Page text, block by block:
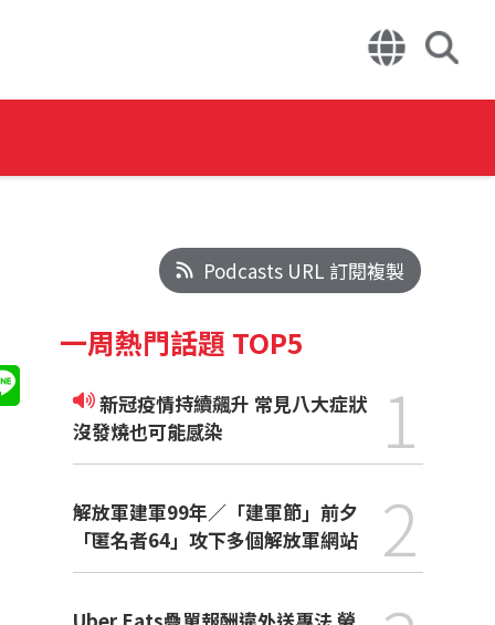
Podcasts URL 訂閱複製
一周熱門話題 TOP5
新冠疫情持續飆升 常見八大症狀
沒發燒也可能感染
1
解放軍建軍99年／「建軍節」前夕
「匿名者64」攻下多個解放軍網站
2